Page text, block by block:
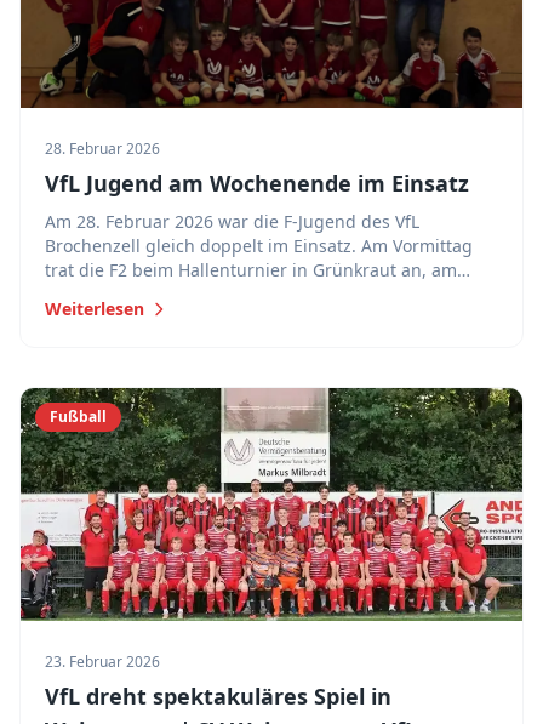
28. Februar 2026
VfL Jugend am Wochenende im Einsatz
Am 28. Februar 2026 war die F-Jugend des VfL
Brochenzell gleich doppelt im Einsatz. Am Vormittag
trat die F2 beim Hallenturnier in Grünkraut an, am
Horgenzell vertreten.
Weiterlesen
Fußball
23. Februar 2026
VfL dreht spektakuläres Spiel in